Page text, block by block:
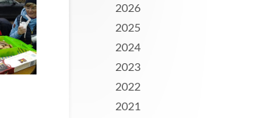
2026
2025
2024
2023
2022
2021